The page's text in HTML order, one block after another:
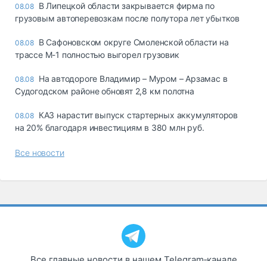
08.08 В Липецкой области закрывается фирма по
грузовым автоперевозкам после полутора лет убытков
08.08 В Сафоновском округе Смоленской области на
трассе М-1 полностью выгорел грузовик
08.08 На автодороге Владимир – Муром – Арзамас в
Судогодском районе обновят 2,8 км полотна
08.08 КАЗ нарастит выпуск стартерных аккумуляторов
на 20% благодаря инвестициям в 380 млн руб.
Все новости